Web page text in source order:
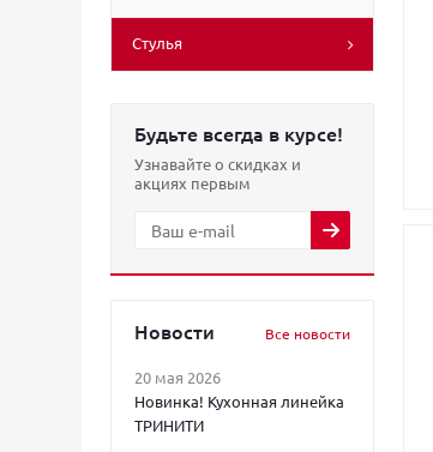
Стулья
Будьте всегда в курсе!
Узнавайте о скидках и
акциях первым
Новости Все новости
20 мая 2026
Новинка! Кухонная линейка
ТРИНИТИ